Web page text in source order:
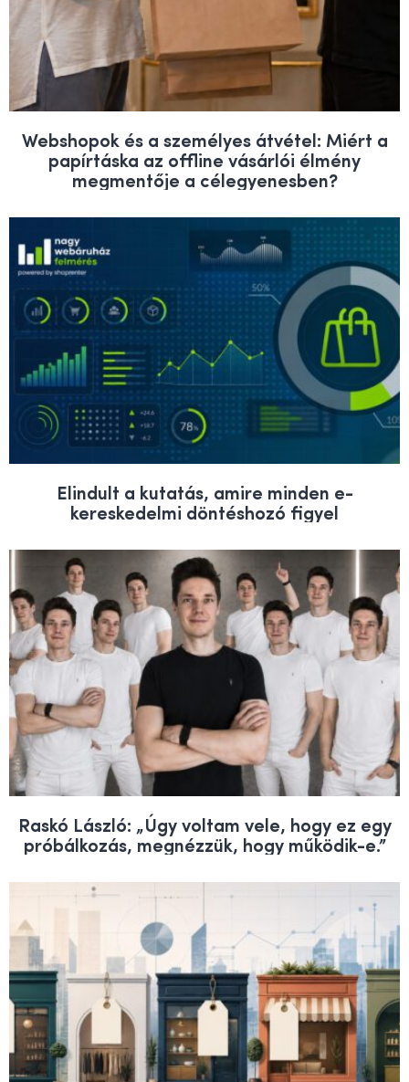
Webshopok és a személyes átvétel: Miért a
papírtáska az offline vásárlói élmény
megmentője a célegyenesben?
Elindult a kutatás, amire minden e-
kereskedelmi döntéshozó figyel
Raskó László: „Úgy voltam vele, hogy ez egy
próbálkozás, megnézzük, hogy működik-e.”